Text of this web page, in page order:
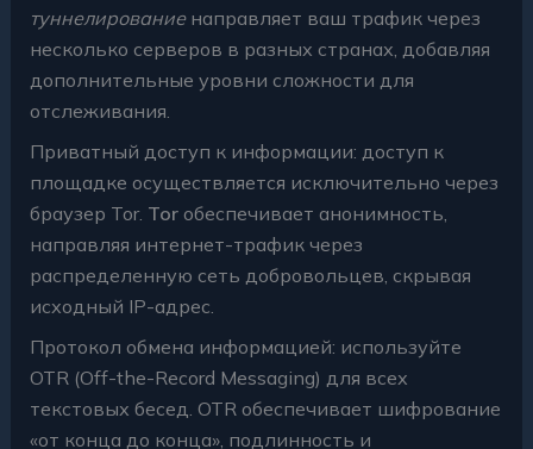
туннелированиенаправляет ваш трафик через
несколько серверов в разных странах, добавляя
дополнительные уровни сложности для
отслеживания.
Приватный доступ к информации: доступ к
площадке осуществляется исключительно через
браузер Tor. Torобеспечивает анонимность,
направляя интернет-трафик через
распределенную сеть добровольцев, скрывая
исходный IP-адрес.
Протокол обмена информацией: используйте
OTR (Off-the-Record Messaging) для всех
текстовых бесед. OTR обеспечивает шифрование
«от конца до конца», подлинность и